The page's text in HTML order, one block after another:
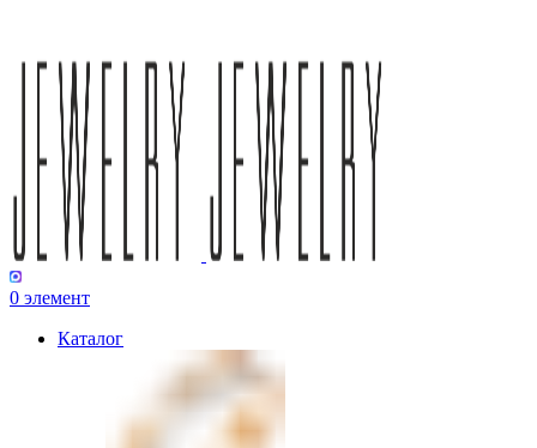
0 элемент
Каталог